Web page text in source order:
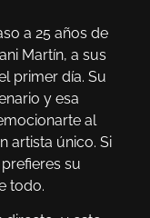
a 25 años de
Martín, a sus
primer día. Su
y esa
al
artista único. Si
su
todo.